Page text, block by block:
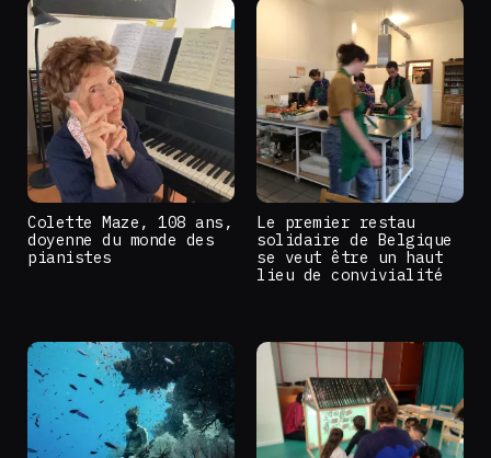
Colette Maze, 108 ans,
doyenne du monde des
pianistes
Le premier restau
solidaire de Belgique
se veut être un haut
lieu de convivialité